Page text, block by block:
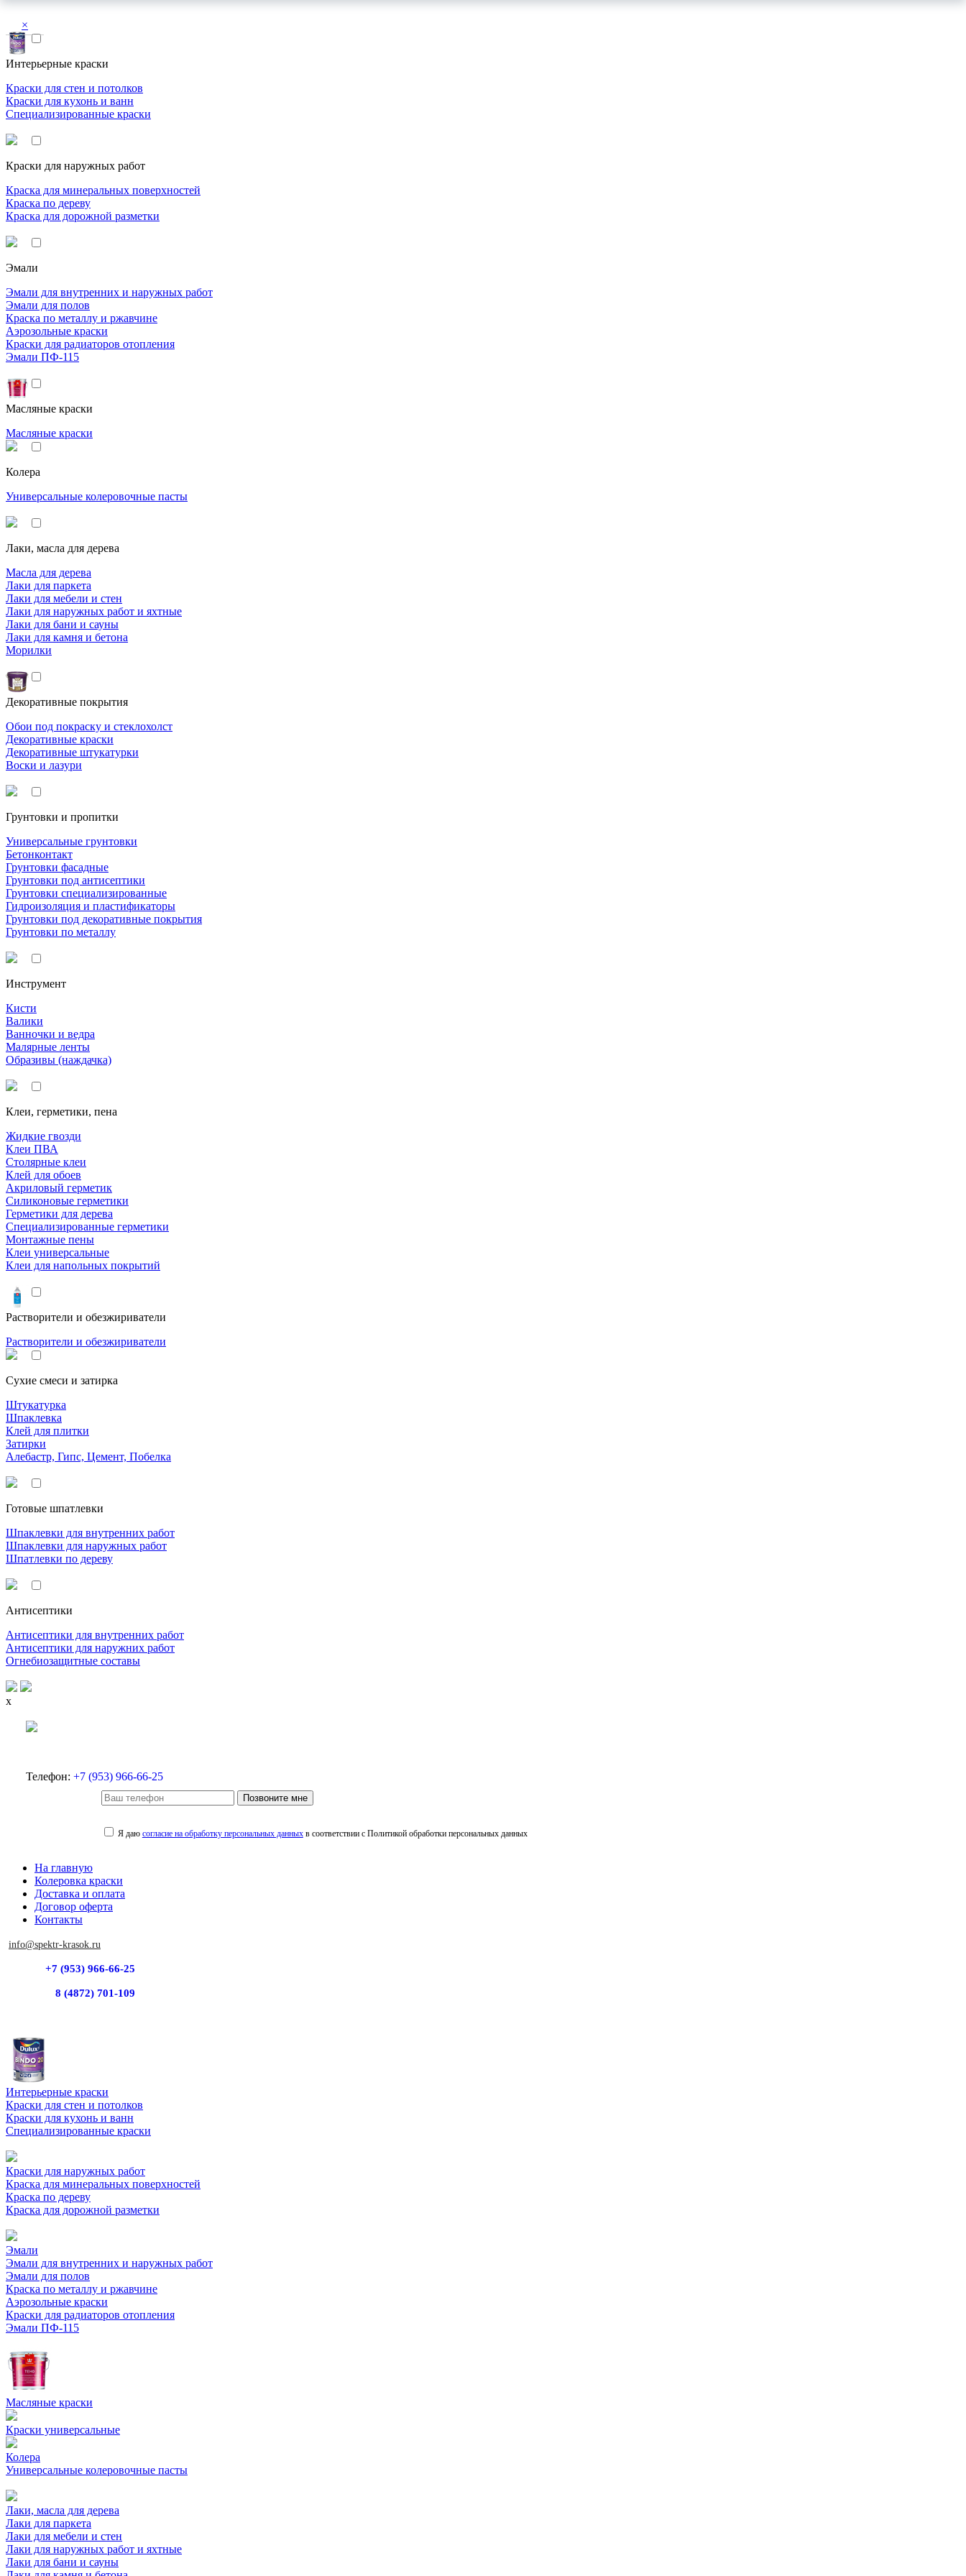
×
Интерьерные краски
Краски для стен и потолков
Краски для кухонь и ванн
Специализированные краски
Краски для наружных работ
Краска для минеральных поверхностей
Краска по дереву
Краска для дорожной разметки
Эмали
Эмали для внутренних и наружных работ
Эмали для полов
Краска по металлу и ржавчине
Аэрозольные краски
Краски для радиаторов отопления
Эмали ПФ-115
Масляные краски
Масляные краски
Колера
Универсальные колеровочные пасты
Лаки, масла для дерева
Масла для дерева
Лаки для паркета
Лаки для мебели и стен
Лаки для наружных работ и яхтные
Лаки для бани и сауны
Лаки для камня и бетона
Морилки
Декоративные покрытия
Обои под покраску и стеклохолст
Декоративные краски
Декоративные штукатурки
Воски и лазури
Грунтовки и пропитки
Универсальные грунтовки
Бетонконтакт
Грунтовки фасадные
Грунтовки под антисептики
Грунтовки специализированные
Гидроизоляция и пластификаторы
Грунтовки под декоративные покрытия
Грунтовки по металлу
Инструмент
Кисти
Валики
Ванночки и ведра
Малярные ленты
Образивы (наждачка)
Клеи, герметики, пена
Жидкие гвозди
Клеи ПВА
Столярные клеи
Клей для обоев
Акриловый герметик
Силиконовые герметики
Герметики для дерева
Специализированные герметики
Монтажные пены
Клеи универсальные
Клеи для напольных покрытий
Растворители и обезжириватели
Растворители и обезжириватели
Сухие смеси и затирка
Штукатурка
Шпаклевка
Клей для плитки
Затирки
Алебастр, Гипс, Цемент, Побелка
Готовые шпатлевки
Шпаклевки для внутренних работ
Шпаклевки для наружных работ
Шпатлевки по дереву
Антисептики
Антисептики для внутренних работ
Антисептики для наружних работ
Огнебиозащитные составы
x
Телефон: +7 (953) 966-66-25
Позвоните мне
Я даю согласие на обработку персональных данныхв соответствии с Политикой обработки персональных данных
На главную
Колеровка краски
Доставка и оплата
Договор оферта
Контакты
info@spektr-krasok.ru
+7 (953) 966-66-25
8 (4872) 701-109
Интерьерные краски
Краски для стен и потолков
Краски для кухонь и ванн
Специализированные краски
Краски для наружных работ
Краска для минеральных поверхностей
Краска по дереву
Краска для дорожной разметки
Эмали
Эмали для внутренних и наружных работ
Эмали для полов
Краска по металлу и ржавчине
Аэрозольные краски
Краски для радиаторов отопления
Эмали ПФ-115
Масляные краски
Краски универсальные
Колера
Универсальные колеровочные пасты
Лаки, масла для дерева
Лаки для паркета
Лаки для мебели и стен
Лаки для наружных работ и яхтные
Лаки для бани и сауны